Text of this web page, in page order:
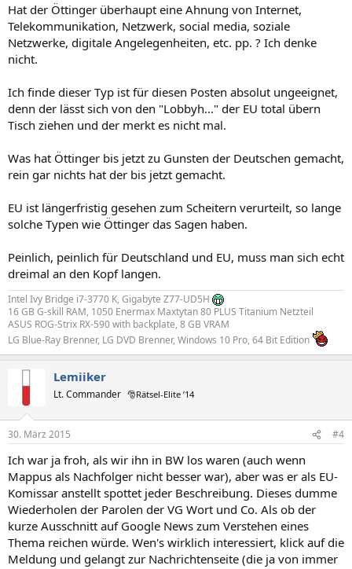
Hat der Öttinger überhaupt eine Ahnung von Internet,
Telekommunikation, Netzwerk, social media, soziale
Netzwerke, digitale Angelegenheiten, etc. pp. ? Ich denke
nicht.
Ich finde dieser Typ ist für diesen Posten absolut ungeeignet,
denn der lässt sich von den "Lobbyh..." der EU total übern
Tisch ziehen und der merkt es nicht mal.
Was hat Öttinger bis jetzt zu Gunsten der Deutschen gemacht,
rein gar nichts hat der bis jetzt gemacht.
EU ist längerfristig gesehen zum Scheitern verurteilt, so lange
solche Typen wie Öttinger das Sagen haben.
Peinlich, peinlich für Deutschland und EU, muss man sich echt
dreimal an den Kopf langen.
Intel Ivy Bridge i7-3770 K, Gigabyte Z77-UD5H
16 GB G-skill RAM, 1050 Enermax Maxtytan 80 PLUS Titanium Netzteil
ASUS ROG-Strix RX-590 with backplate, 8 GB VRAM
LG Blue-Ray Brenner, LG DVD Brenner, Windows 10 Pro, 64 Bit Edition
Lemiiker
Lt. Commander 🎅Rätsel-Elite ’14
30. März 2015 #4
Ich war ja froh, als wir ihn in BW los waren (auch wenn
Mappus als Nachfolger nicht besser war), aber was er als EU-
Komissar anstellt spottet jeder Beschreibung. Dieses dumme
Wiederholen der Parolen der VG Wort und Co. Als ob der
kurze Ausschnitt auf Google News zum Verstehen eines
Thema reichen würde. Wen's wirklich interessiert, klick auf die
Meldung und gelangt zur Nachrichtenseite (die ja von immer